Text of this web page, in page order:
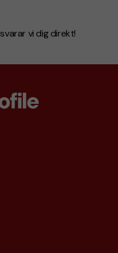
vi dig direkt!